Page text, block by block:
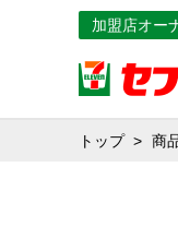
加盟店オー
トップ 商